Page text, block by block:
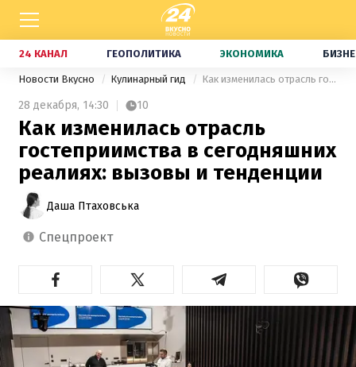
24 КАНАЛ ГЕОПОЛИТИКА ЭКОНОМИКА
Новости Вкусно Кулинарный гид Как изменилась отрасль гостеприимства в сегодняшних реалиях: вызовы и тенденции
28 декабря, 14:30 10
Как изменилась отрасль
гостеприимства в сегодняшних
реалиях: вызовы и тенденции
Даша Птаховська
спецпроект